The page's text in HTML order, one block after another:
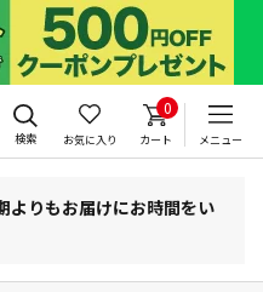
検索 お気に入り
0
カート メニュー
よりもお届けにお時間をい